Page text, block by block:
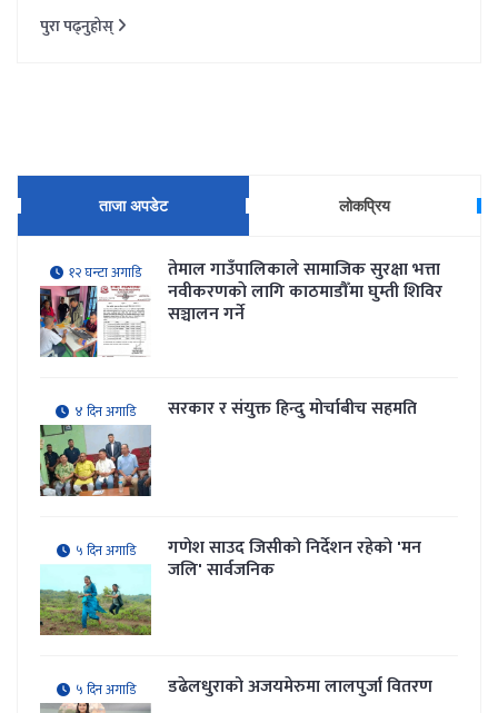
पुरा पढ्नुहोस्
ताजा अपडेट लोकप्रिय
१२ घन्टा अगाडि तेमाल गाउँपालिकाले सामाजिक सुरक्षा भत्ता
नवीकरणकाे लागि काठमाडौँमा घुम्ती शिविर
सञ्चालन गर्ने
४ दिन अगाडि सरकार र संयुक्त हिन्दु मोर्चाबीच सहमति
५ दिन अगाडि गणेश साउद जिसीको निर्देशन रहेकाे 'मन
जलि' सार्वजनिक
५ दिन अगाडि डढेलधुराको अजयमेरुमा लालपुर्जा वितरण